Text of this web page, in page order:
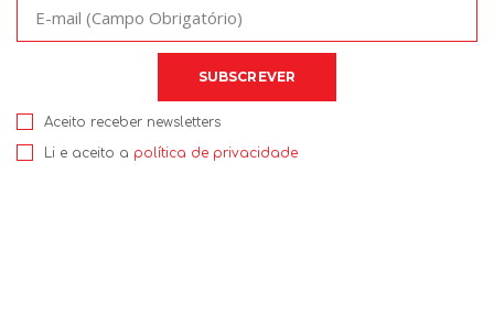
Aceito receber newsletters
Li e aceito a política de privacidade